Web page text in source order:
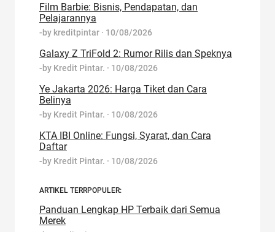
Film Barbie: Bisnis, Pendapatan, dan
Pelajarannya
-by kreditpintar · 10/08/2026
Galaxy Z TriFold 2: Rumor Rilis dan Speknya
-by Kredit Pintar. · 10/08/2026
Ye Jakarta 2026: Harga Tiket dan Cara
Belinya
-by Kredit Pintar. · 10/08/2026
KTA IBI Online: Fungsi, Syarat, dan Cara
Daftar
-by Kredit Pintar. · 10/08/2026
ARTIKEL TERRPOPULER:
Panduan Lengkap HP Terbaik dari Semua
Merek